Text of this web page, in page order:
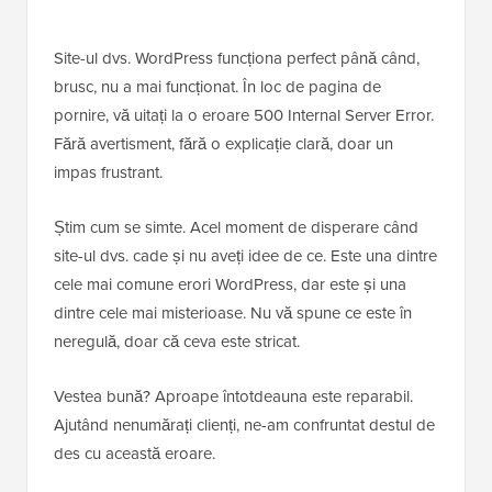
Site-ul dvs. WordPress funcționa perfect până când,
brusc, nu a mai funcționat. În loc de pagina de
pornire, vă uitați la o eroare 500 Internal Server Error.
Fără avertisment, fără o explicație clară, doar un
impas frustrant.
Știm cum se simte. Acel moment de disperare când
site-ul dvs. cade și nu aveți idee de ce. Este una dintre
cele mai comune erori WordPress, dar este și una
dintre cele mai misterioase. Nu vă spune ce este în
neregulă, doar că ceva este stricat.
Vestea bună? Aproape întotdeauna este reparabil.
Ajutând nenumărați clienți, ne-am confruntat destul de
des cu această eroare.